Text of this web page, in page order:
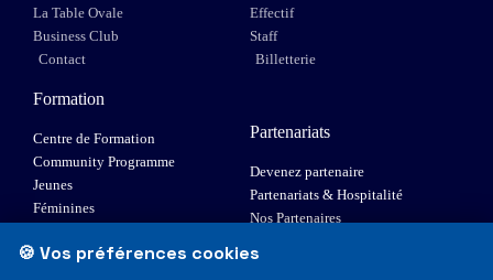
La Table Ovale
Business Club
Contact
Effectif
Staff
Billetterie
Formation
Centre de Formation
Community Programme
Jeunes
Féminines
Elite 1
Partenariats
Devenez partenaire
Partenariats & Hospitalité
Nos Partenaires
🍪 Vos préférences cookies